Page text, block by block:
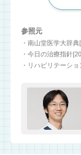
参照元
・南山堂医学大辞
・今日の治療指針
・リハビリテーシ